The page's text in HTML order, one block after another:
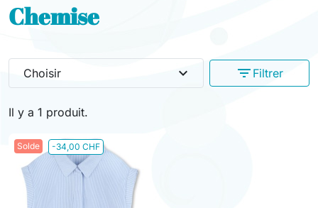
Chemise
Il y a 1 produit.
Choisir expand_more filter_list Filtrer
Solde -34,00 CHF